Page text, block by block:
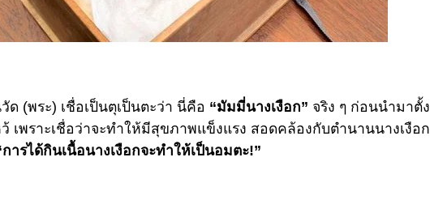
(พระ) เชื่อเป็นตุเป็นตะว่า นี่คือ “มัมมี่นางเงือก” จริง ๆ ก่อนนำมาตั้ง
เพราะเชื่อว่าจะทำให้มีสุขภาพแข็งแรง สอดคล้องกับตำนานนางเงือก
การได้กินเนื้อนางเงือกจะทำให้เป็นอมตะ!”